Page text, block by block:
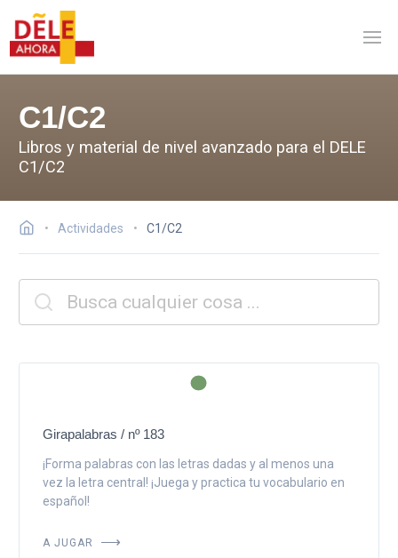
C1/C2
Libros y material de nivel avanzado para el DELE
C1/C2
Actividades C1/C2
Girapalabras / nº 183
¡Forma palabras con las letras dadas y al menos una
vez la letra central! ¡Juega y practica tu vocabulario en
español!
A JUGAR